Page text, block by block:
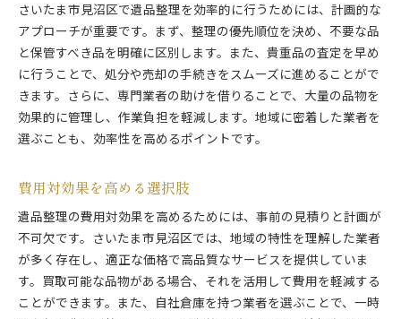
さいたま市見沼区で遺品整理を効率的に行うためには、計画的な
アプローチが重要です。まず、整理の優先順位を決め、不要な品
と保管すべき品を明確に区別します。また、貴重品の査定を早め
に行うことで、処分や売却の手続きをスムーズに進めることがで
きます。さらに、専門業者の助けを借りることで、大量の品物を
効果的に管理し、作業負担を軽減します。地域に密着した業者を
選ぶことも、効率性を高めるポイントです。
費用対効果を高める選択肢
遺品整理の費用対効果を高めるためには、事前の見積りと計画が
不可欠です。さいたま市見沼区では、地域の特性を理解した業者
が多く存在し、適正な価格で高品質なサービスを提供していま
す。買取可能な品物がある場合、それを活用して費用を軽減する
ことができます。また、自社倉庫を持つ業者を選ぶことで、一時